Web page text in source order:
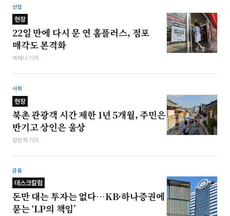
산업
현장
22일 만에 다시 문 연 홈플러스, 점포
매각도 본격화
박해나 기자
사회
현장
북촌 관광객 시간 제한 1년 5개월, 주민은
반기고 상인은 울상
정원혁 기자
금융
데스크칼럼
돈만 대는 투자는 없다…KB·하나증권에
묻는 ‘LP의 책임’